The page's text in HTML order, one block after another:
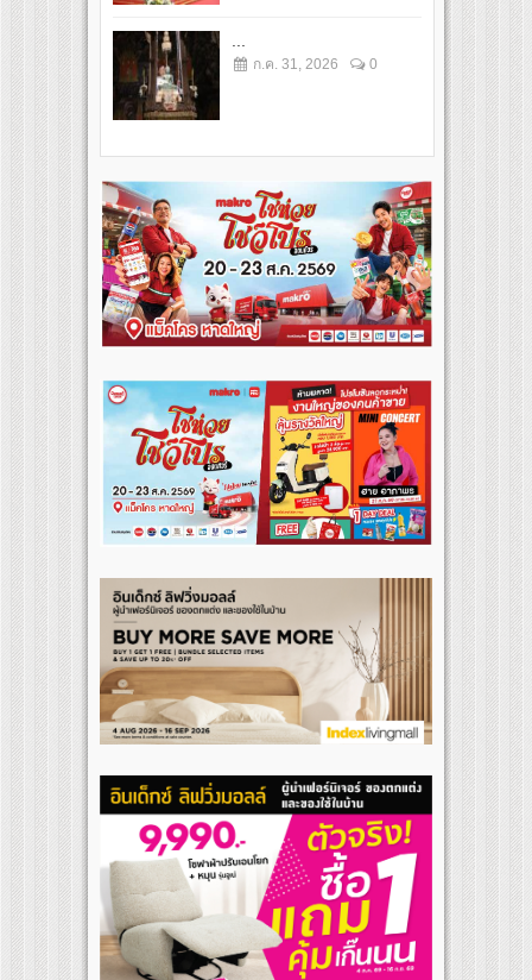
ก.ค. 31, 2026 0